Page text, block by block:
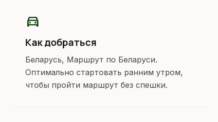
directions_car
Как добраться
Беларусь, Маршрут по Беларуси.
Оптимально стартовать ранним утром,
чтобы пройти маршрут без спешки.